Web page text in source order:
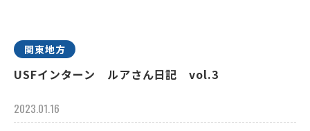
関東地方
USFインターン ルアさん日記 vol.3
2023.01.16